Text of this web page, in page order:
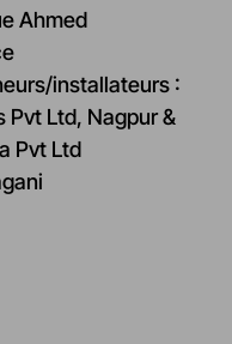
Ahmed
installateurs :
Pvt Ltd, Nagpur &
Pvt Ltd